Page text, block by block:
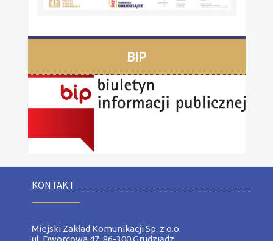
BIP
KONTAKT
Miejski Zakład Komunikacji Sp. z o.o.